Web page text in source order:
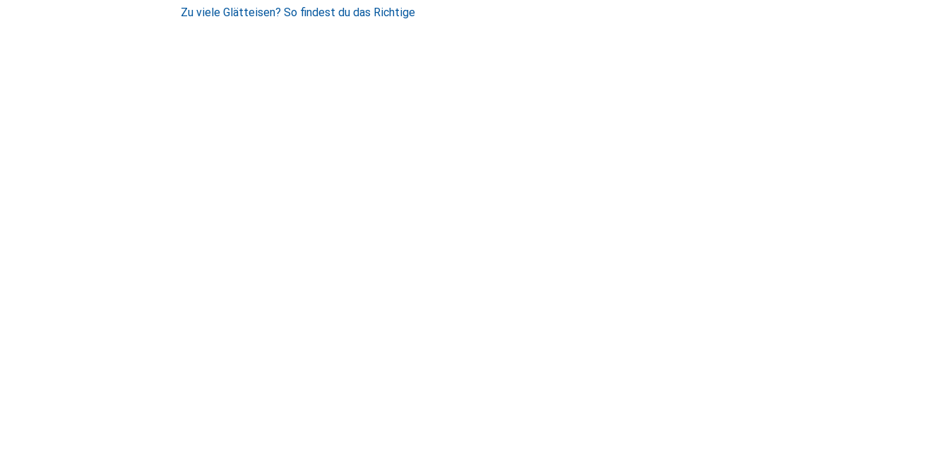
Zu viele Glätteisen? So findest du das Richtige